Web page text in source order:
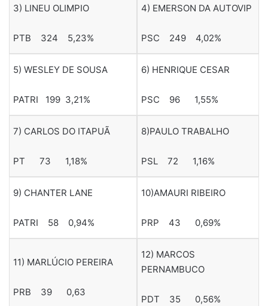
3) LINEU OLIMPIO
PTB 324 5,23%
4) EMERSON DA AUTOVIP
PSC 249 4,02%
5) WESLEY DE SOUSA
PATRI 199 3,21%
6) HENRIQUE CESAR
PSC 96 1,55%
7) CARLOS DO ITAPUÃ
PT 73 1,18%
8)PAULO TRABALHO
PSL 72 1,16%
9) CHANTER LANE
PATRI 58 0,94%
10)AMAURI RIBEIRO
PRP 43 0,69%
11) MARLÚCIO PEREIRA
PRB 39 0,63
12) MARCOS
PERNAMBUCO
PDT 35 0,56%